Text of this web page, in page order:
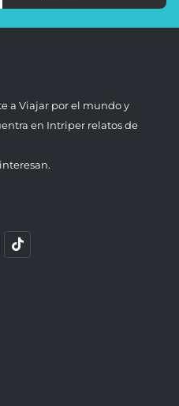
a Viajar por el mundo y
en Intriper relatos de